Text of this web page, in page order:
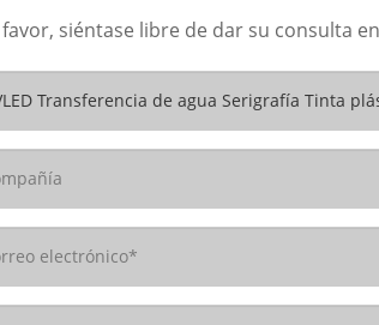
siéntase libre de dar su consulta